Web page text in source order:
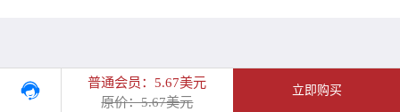
普通会员：5.67美元
原价：5.67美元
立即购买